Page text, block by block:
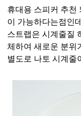
휴대용 스피커 추천
이 가능하다는점인
스트랩은 시계줄질
체하여 새로운 분위
별도로 나토 시계줄